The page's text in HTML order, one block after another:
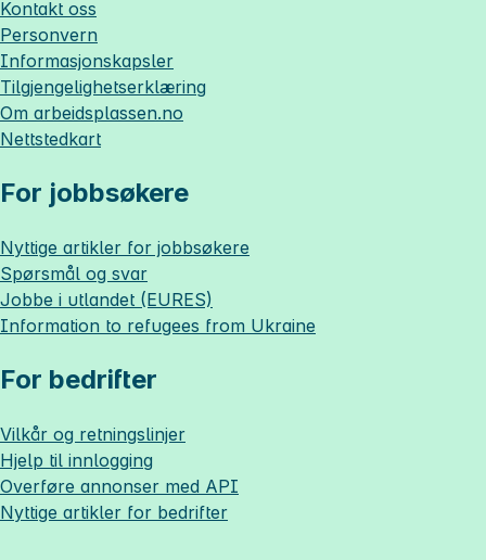
Kontakt oss
Personvern
Informasjonskapsler
Tilgjengelighetserklæring
Om arbeidsplassen.no
Nettstedkart
For jobbsøkere
Nyttige artikler for jobbsøkere
Spørsmål og svar
Jobbe i utlandet (EURES)
Information to refugees from Ukraine
For bedrifter
Vilkår og retningslinjer
Hjelp til innlogging
Overføre annonser med API
Nyttige artikler for bedrifter